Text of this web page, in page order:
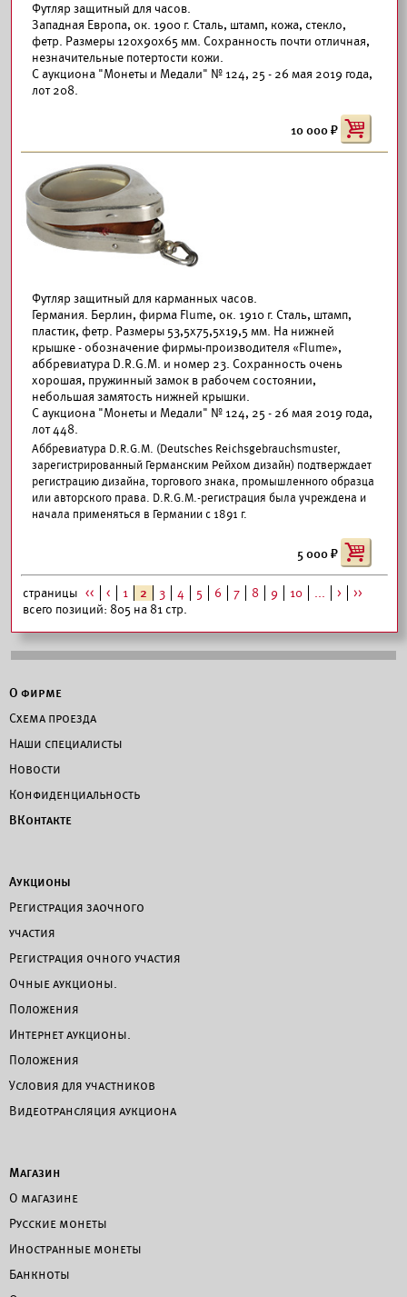
Футляр защитный для часов.
Западная Европа, ок. 1900 г. Сталь, штамп, кожа, стекло,
фетр. Размеры 120х90х65 мм. Сохранность почти отличная,
незначительные потертости кожи.
С аукциона "Монеты и Медали" № 124, 25 - 26 мая 2019 года,
лот 208.
10 000
Футляр защитный для карманных часов.
Германия. Берлин, фирма Flume, ок. 1910 г. Сталь, штамп,
пластик, фетр. Размеры 53,5х75,5х19,5 мм. На нижней
крышке - обозначение фирмы-производителя «Flume»,
аббревиатура D.R.G.M. и номер 23. Сохранность очень
хорошая, пружинный замок в рабочем состоянии,
небольшая замятость нижней крышки.
С аукциона "Монеты и Медали" № 124, 25 - 26 мая 2019 года,
лот 448.
Аббревиатура D.R.G.M. (Deutsches Reichsgebrauchsmuster,
зарегистрированный Германским Рейхом дизайн) подтверждает
регистрацию дизайна, торгового знака, промышленного образца
или авторского права. D.R.G.M.-регистрация была учреждена и
начала применяться в Германии с 1891 г.
5 000
страницы << < 1 2 3 4 5 6 7 8 9 10 ... >
>>
всего позиций: 805 на 81 стр.
О фирме
Схема проезда
Наши специалисты
Новости
Конфиденциальность
ВКонтакте
Аукционы
Регистрация заочного
участия
Регистрация очного участия
Очные аукционы.
Положения
Интернет аукционы.
Положения
Условия для участников
Видеотрансляция аукциона
Магазин
О магазине
Русские монеты
Иностранные монеты
Банкноты